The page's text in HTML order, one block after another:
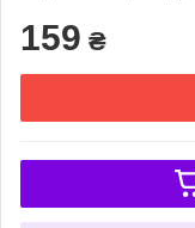
159 ₴